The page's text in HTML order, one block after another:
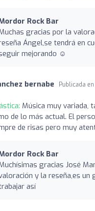
Rock Bar
gracias por la
Ángel,se tendrá en
mejorando ☺️
bernabe Publicada en
Música muy variada,
de lo más actual. El
de risas pero muy
Rock Bar
gracias José
y la reseña,es un
así